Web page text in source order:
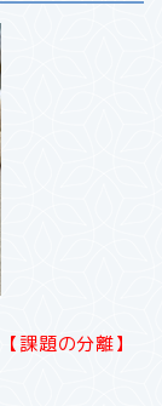
【課題の分離】